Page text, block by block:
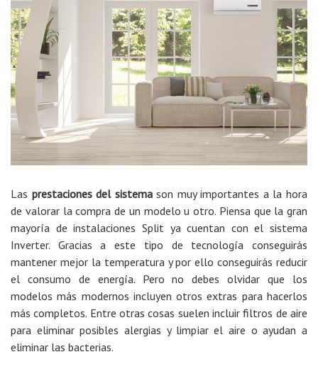
Las prestaciones del sistemason muy importantes a la hora
de valorar la compra de un modelo u otro. Piensa que la gran
mayoría de instalaciones Split ya cuentan con el sistema
Inverter. Gracias a este tipo de tecnología conseguirás
mantener mejor la temperatura y por ello conseguirás reducir
el consumo de energía. Pero no debes olvidar que los
modelos más modernos incluyen otros extras para hacerlos
más completos. Entre otras cosas suelen incluir filtros de aire
para eliminar posibles alergias y limpiar el aire o ayudan a
eliminar las bacterias.